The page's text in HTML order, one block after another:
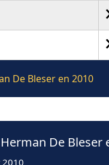
De Bleser en 2010
De Bleser
2010